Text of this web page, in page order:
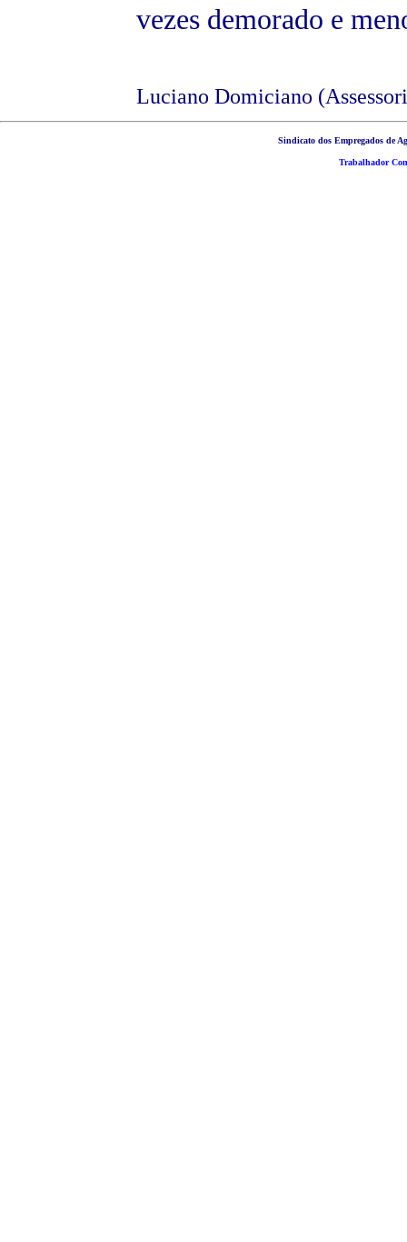
vezes demorado e
Luciano Domiciano
Sindicato dos Empregados de
Trabalhador